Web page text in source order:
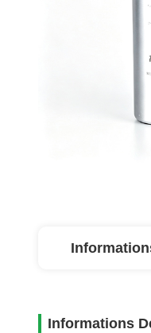
Informations